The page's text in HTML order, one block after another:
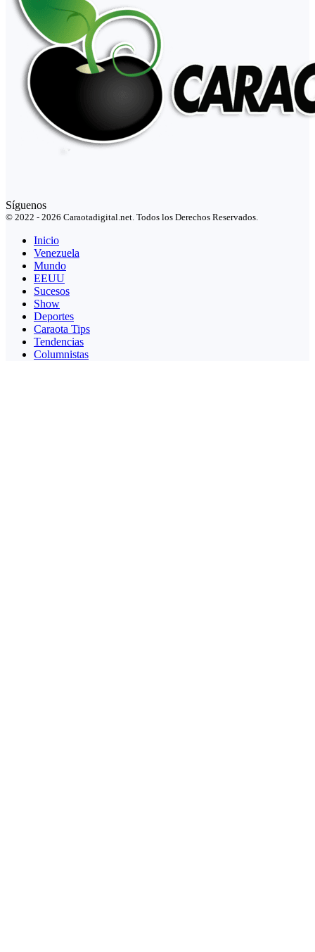
Síguenos
© 2022 - 2026 Caraotadigital.net. Todos los Derechos Reservados.
Inicio
Venezuela
Mundo
EEUU
Sucesos
Show
Deportes
Caraota Tips
Tendencias
Columnistas